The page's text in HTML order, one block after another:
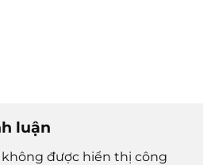
luận
không được hiển thị công